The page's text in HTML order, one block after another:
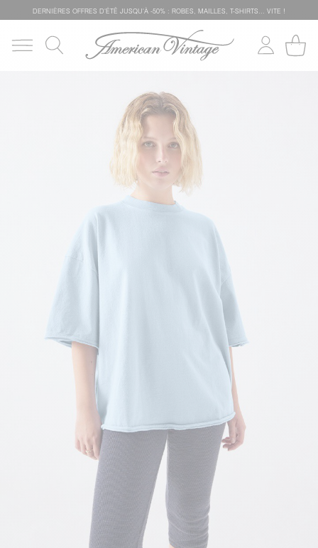
DERNIÈRES OFFRES D'ÉTÊ JUSQU'À -50% : ROBES, MAILLES, T-SHIRTS... VITE !